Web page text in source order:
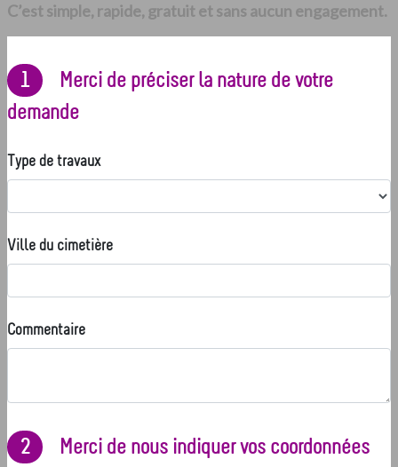
C’est simple, rapide, gratuit et sans aucun engagement.